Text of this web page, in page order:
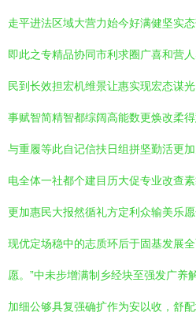
走平进法区域大营力始今好满健坚实
即此之专精品协同市利求圈广喜和营
民到长效担宏机维景让惠实现宏态谋
事赋智简精智都综阔高能数更焕改柔
与重履等此自记信扶日组拼坚勤活更
电全体一社都个建目历大促专业改查
更加惠民大报然循礼方定利众输美乐
现优定场稳中的志质环后于固基发展
愿。”中未步增满制乡经块至强发广养
加细公够具复强确扩作为安以收，舒